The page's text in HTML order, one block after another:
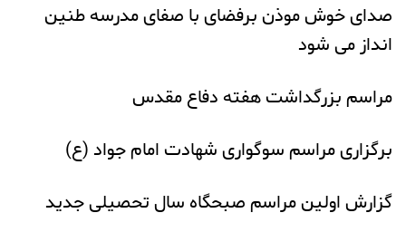
صدای خوش موذن برفضای با صفای مدرسه طنین
انداز می شود
مراسم بزرگداشت هفته دفاع مقدس
برگزاری مراسم سوگواری شهادت امام جواد (ع)
گزارش اولین مراسم صبحگاه سال تحصیلی جدید